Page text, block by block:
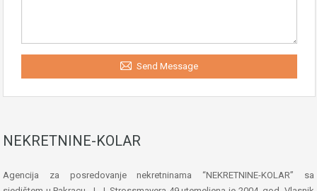
Send Message
NEKRETNINE-KOLAR
Agencija za posredovanje nekretninama “NEKRETNINE-KOLAR” sa